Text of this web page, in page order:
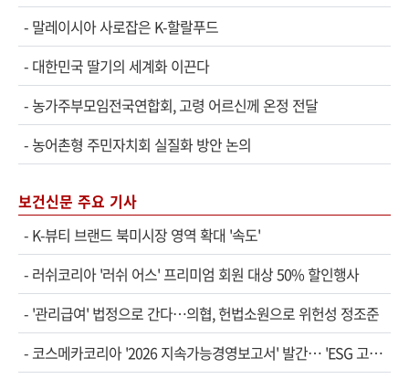
- 말레이시아 사로잡은 K-할랄푸드
- 대한민국 딸기의 세계화 이끈다
-농가주부모임전국연합회, 고령 어르신께 온정 전달
-농어촌형 주민자치회 실질화 방안 논의
보건신문 주요 기사
- K-뷰티 브랜드 북미시장 영역 확대 '속도'
- 러쉬코리아 '러쉬 어스' 프리미엄 회원 대상 50% 할인행사
- '관리급여' 법정으로 간다…의협, 헌법소원으로 위헌성 정조준
- 코스메카코리아 '2026 지속가능경영보고서' 발간… 'ESG 고도화' 속도